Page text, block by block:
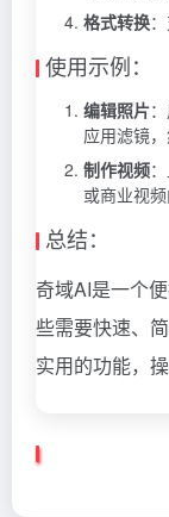
格式转换
使用示例：
编辑照片
应用滤镜，
制作视频
或商业视频
总结：
奇域AI是一个
些需要快速、
实用的功能，